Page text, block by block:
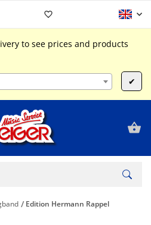
leer
to see prices and products
✔
Edition Hermann Rappel